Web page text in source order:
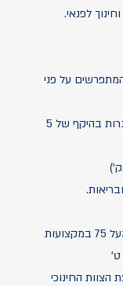
לפנאי.
המתפרשים על פני
לימודי המגמה מזכים בבגרות בהיקף של 5
: * ציון מעל 75 במקצועות
ט'
החינוכי